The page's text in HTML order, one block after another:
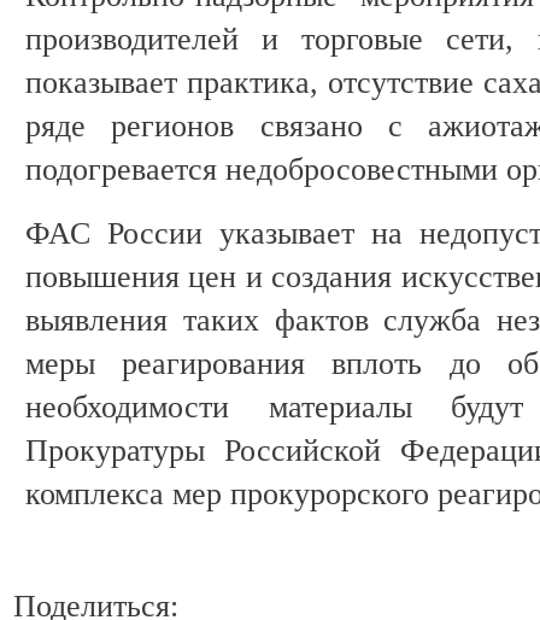
производителей и торговые
показывает практика, отсутствие
ряде регионов связано с
подогревается недобросовестными
ФАС России указывает на
повышения цен и создания
выявления таких фактов служба
меры реагирования вплоть до
необходимости материалы
Прокуратуры Российской
комплекса мер прокурорского
Поделиться: